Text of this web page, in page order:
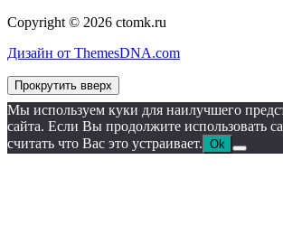
Copyright © 2026 ctomk.ru
Дизайн от ThemesDNA.com
Прокрутить вверх
Мы используем куки для наилучшего
сайта. Если Вы продолжите использовать
считать что Вас это устраивает. Ok